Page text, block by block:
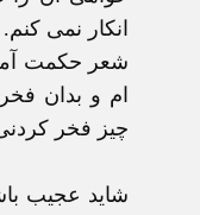
انکار نمی
شعر حکمت
ام و بدان
چيز فخر
شايد عجيب